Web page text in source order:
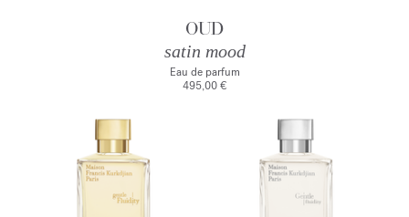
OUD
satin mood
Eau de parfum
495,00 €